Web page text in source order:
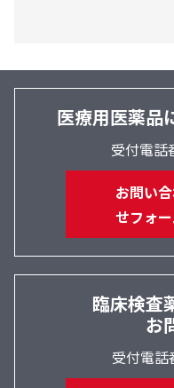
医療用医薬品
受付電話
お問い
せフォ
臨床検査
お
受付電